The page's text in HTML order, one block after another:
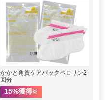
かかと角質ケアパックペロリン2
回分
15%獲得※